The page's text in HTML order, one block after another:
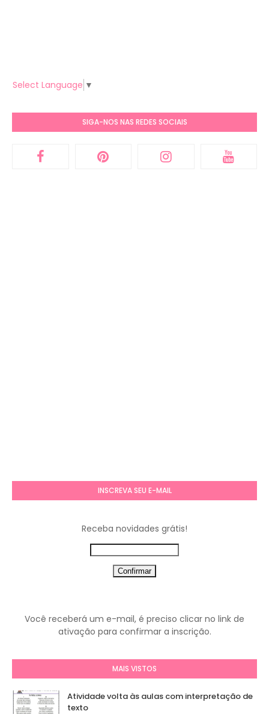
Select Language ▼
SIGA-NOS NAS REDES SOCIAIS
INSCREVA SEU E-MAIL
Receba novidades grátis!
Você receberá um e-mail, é preciso clicar no link de
ativação para confirmar a inscrição.
MAIS VISTOS
Atividade volta às aulas com interpretação de
texto